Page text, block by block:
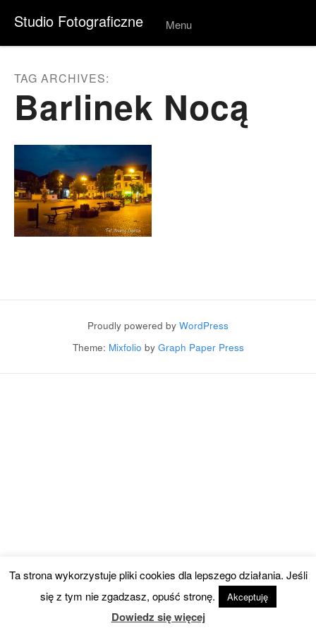
Studio Fotograficzne Menu
Skip to
TAG ARCHIVES:
Barlinek Nocą
Proudly powered by WordPress
Theme: Mixfolio by Graph Paper Press
Ta strona wykorzystuje pliki cookies dla lepszego działania. Jeśli
się z tym nie zgadzasz, opuść stronę.
Akceptuję
Dowiedz się więcej